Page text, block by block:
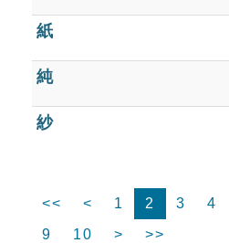
紙
純
紗
<< < 1 2 3 4
9
10 > >>